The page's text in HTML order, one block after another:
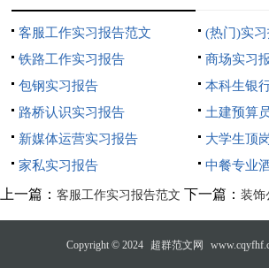
客服工作实习报告范文
(热门)实
铁路工作实习报告
商场实习
包钢实习报告
本科生银
路桥认识实习报告
土建预算
新媒体运营实习报告
大学生顶
家私实习报告
中餐专业
上一篇： 客服工作实习报告范文 下一篇： 装饰
Copyright © 2024 超群范文网